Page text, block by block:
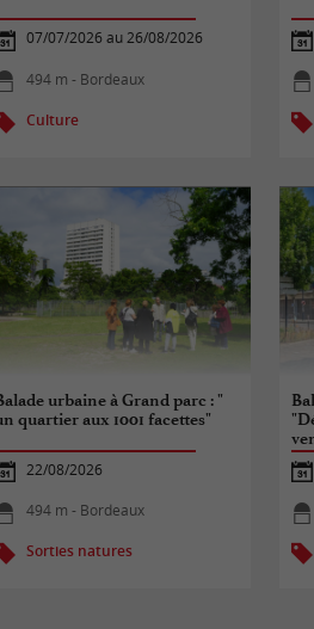
07/07/2026 au 26/08/2026
494 m - Bordeaux
Culture
urbaine à Grand parc : "
quartier aux 1001 facettes"
22/08/2026
494 m - Bordeaux
Sorties natures